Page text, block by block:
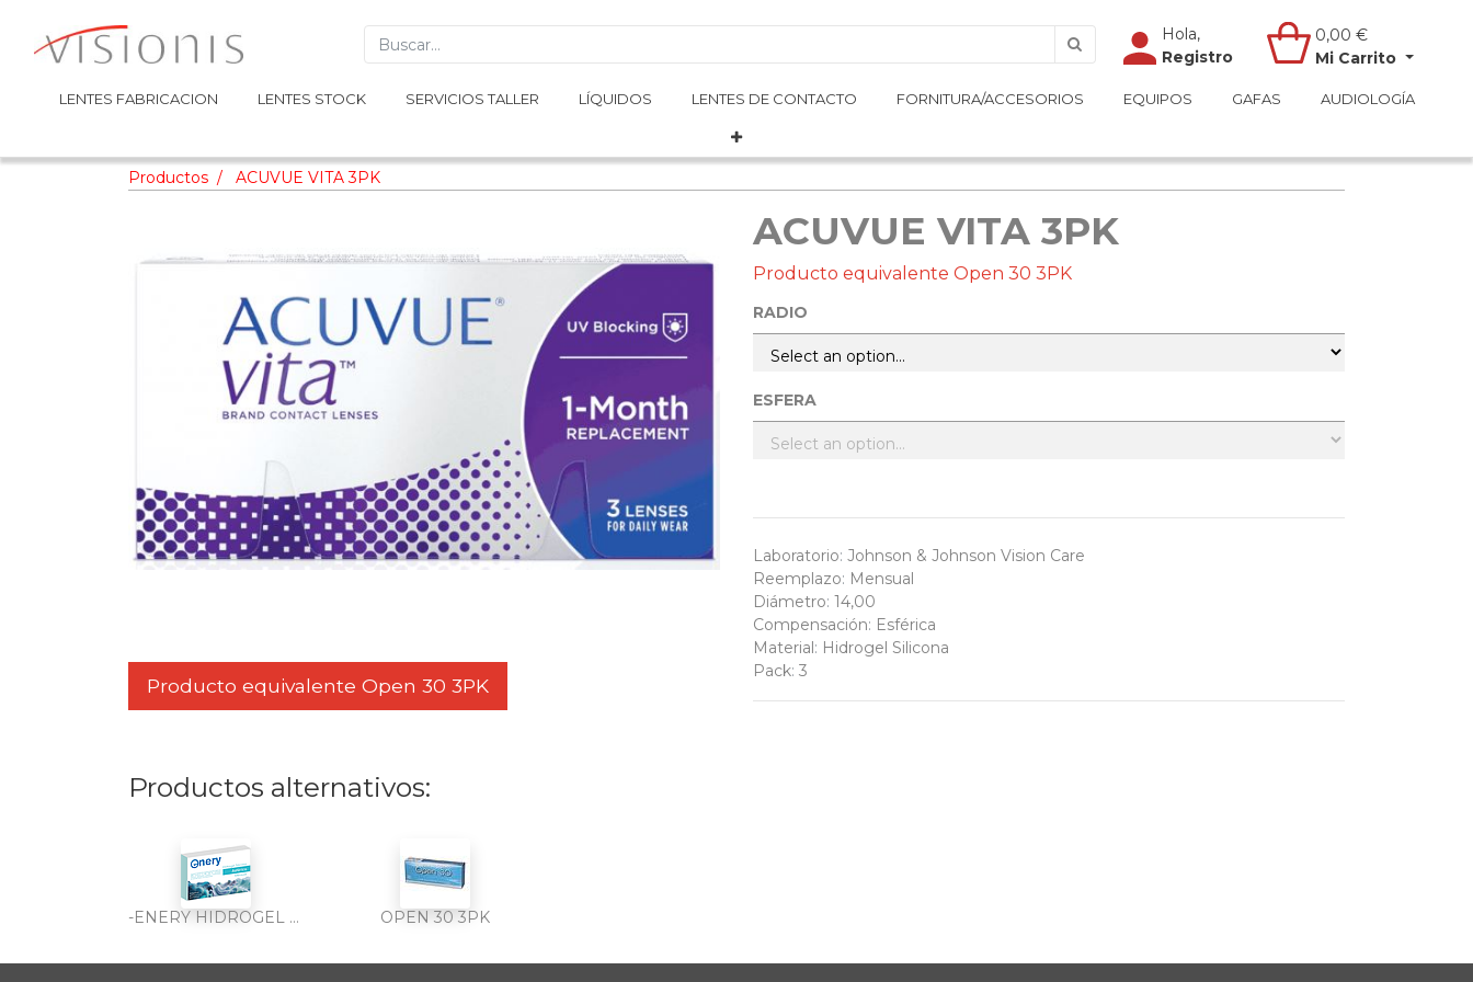
Hola,
Registro
0,00 €
Mi Carrito
LENTES FABRICACION LENTES STOCK SERVICIOS TALLER LÍQUIDOS LENTES DE CONTACTO FORNITURA/ACCESORIOS EQUIPOS GAFAS AUDIOLOGÍA
Hola,
Registro
0,00 €
Mi Carrito
LENTES FABRICACION LENTES STOCK SERVICIOS TALLER LÍQUIDOS LENTES DE CONTACTO FORNITURA/ACCESORIOS EQUIPOS GAFAS AUDIOLOGÍA
Productos ACUVUE VITA 3PK
Producto equivalente Open 30 3PK
ACUVUE VITA 3PK
Producto equivalente Open 30 3PK
RADIO
ESFERA
Laboratorio: Johnson & Johnson Vision Care
Reemplazo: Mensual
Diámetro: 14,00
Compensación: Esférica
Material: Hidrogel Silicona
Pack: 3
Productos alternativos:
-ENERY HIDROGEL SILICONA 6PK OPEN 30 3PK